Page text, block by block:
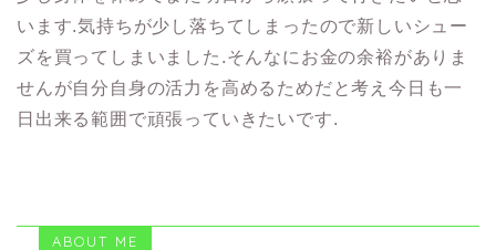
います.気持ちが少し落ちてしまったので新しいシュー
ズを買ってしまいました.そんなにお金の余裕がありま
せんが自分自身の活力を高めるためだと考え今日も一
日出来る範囲で頑張っていきたいです.
ABOUT ME